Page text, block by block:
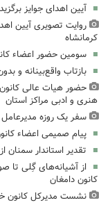
آیین اهدای جوایز
روایت تصویری آیین
کرمانشاه
سومین حضور اعضاء
بازتاب واقع‌بینانه و
حضور هیات عالی
هنری و ادبی مراکز استان
سفر یک روزه
پیام صمیمی اعضاء
تقدیر استاندار سمنان
از آشیانه‌های گِلی
کانون دامغان
نشست مدیرکل کانون